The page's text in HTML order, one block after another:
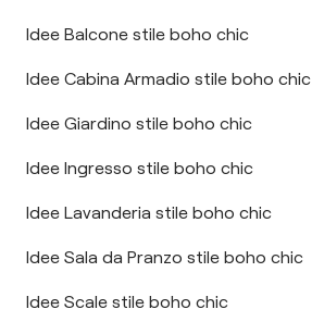
Idee Balcone stile boho chic
Idee Cabina Armadio stile boho chic
Idee Giardino stile boho chic
Idee Ingresso stile boho chic
Idee Lavanderia stile boho chic
Idee Sala da Pranzo stile boho chic
Idee Scale stile boho chic